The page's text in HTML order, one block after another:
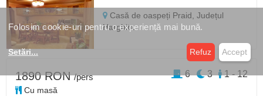
Casă de oaspeți Praid,Județul
Harghita
1890 RON/pers
Cu masă
1 - 12
3
6
Folosim cookie-uri pentru o experiență mai bună.
Setări... Refuz Accept